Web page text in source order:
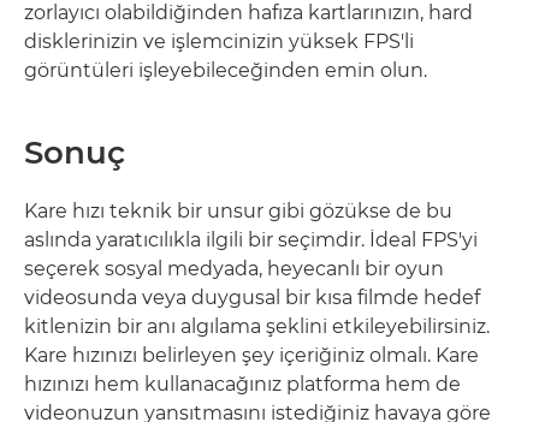
zorlayıcı olabildiğinden hafıza kartlarınızın, hard
disklerinizin ve işlemcinizin yüksek FPS'li
görüntüleri işleyebileceğinden emin olun.
Sonuç
Kare hızı teknik bir unsur gibi gözükse de bu
aslında yaratıcılıkla ilgili bir seçimdir. İdeal FPS'yi
seçerek sosyal medyada, heyecanlı bir oyun
videosunda veya duygusal bir kısa filmde hedef
kitlenizin bir anı algılama şeklini etkileyebilirsiniz.
Kare hızınızı belirleyen şey içeriğiniz olmalı. Kare
hızınızı hem kullanacağınız platforma hem de
videonuzun yansıtmasını istediğiniz havaya göre